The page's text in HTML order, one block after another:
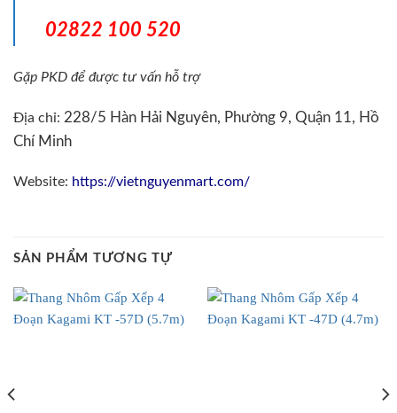
02822 100 520
Gặp PKD để được tư vấn hỗ trợ
Địa chỉ: 228/5 Hàn Hải Nguyên, Phường 9, Quận 11, Hồ
Chí Minh
Website: https://vietnguyenmart.com/
SẢN PHẨM TƯƠNG TỰ